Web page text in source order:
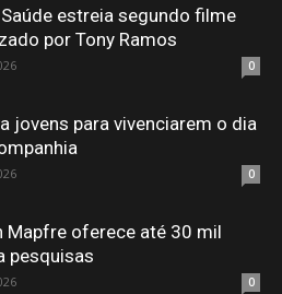
estreia segundo filme
por Tony Ramos
0
jovens para vivenciarem o dia
0
Mapfre oferece até 30 mil
pesquisas
0